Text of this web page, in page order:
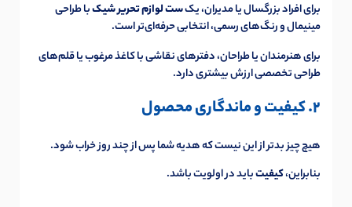
برای افراد بزرگسال یا مدیران، یکست لوازم تحریر شیکبا طراحی
مینیمال و رنگ‌های رسمی، انتخابی حرفه‌ای‌تر است.
برای هنرمندان یا طراحان، دفترهای نقاشی با کاغذ مرغوب یا قلم‌های
طراحی تخصصی ارزش بیشتری دارد.
2. کیفیت و ماندگاری محصول
هیچ چیز بدتر از این نیست که هدیه شما پس از چند روز خراب شود.
بنابراین،کیفیتباید در اولویت باشد.